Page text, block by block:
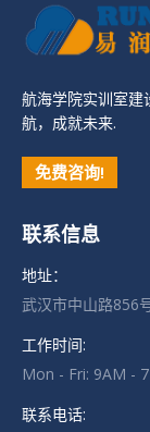
航海学院实训室建
航，成就未来.
免费咨询!
联系信息
地址：
武汉市中山路856
工作时间:
Mon - Fri: 9AM -
联系电话: